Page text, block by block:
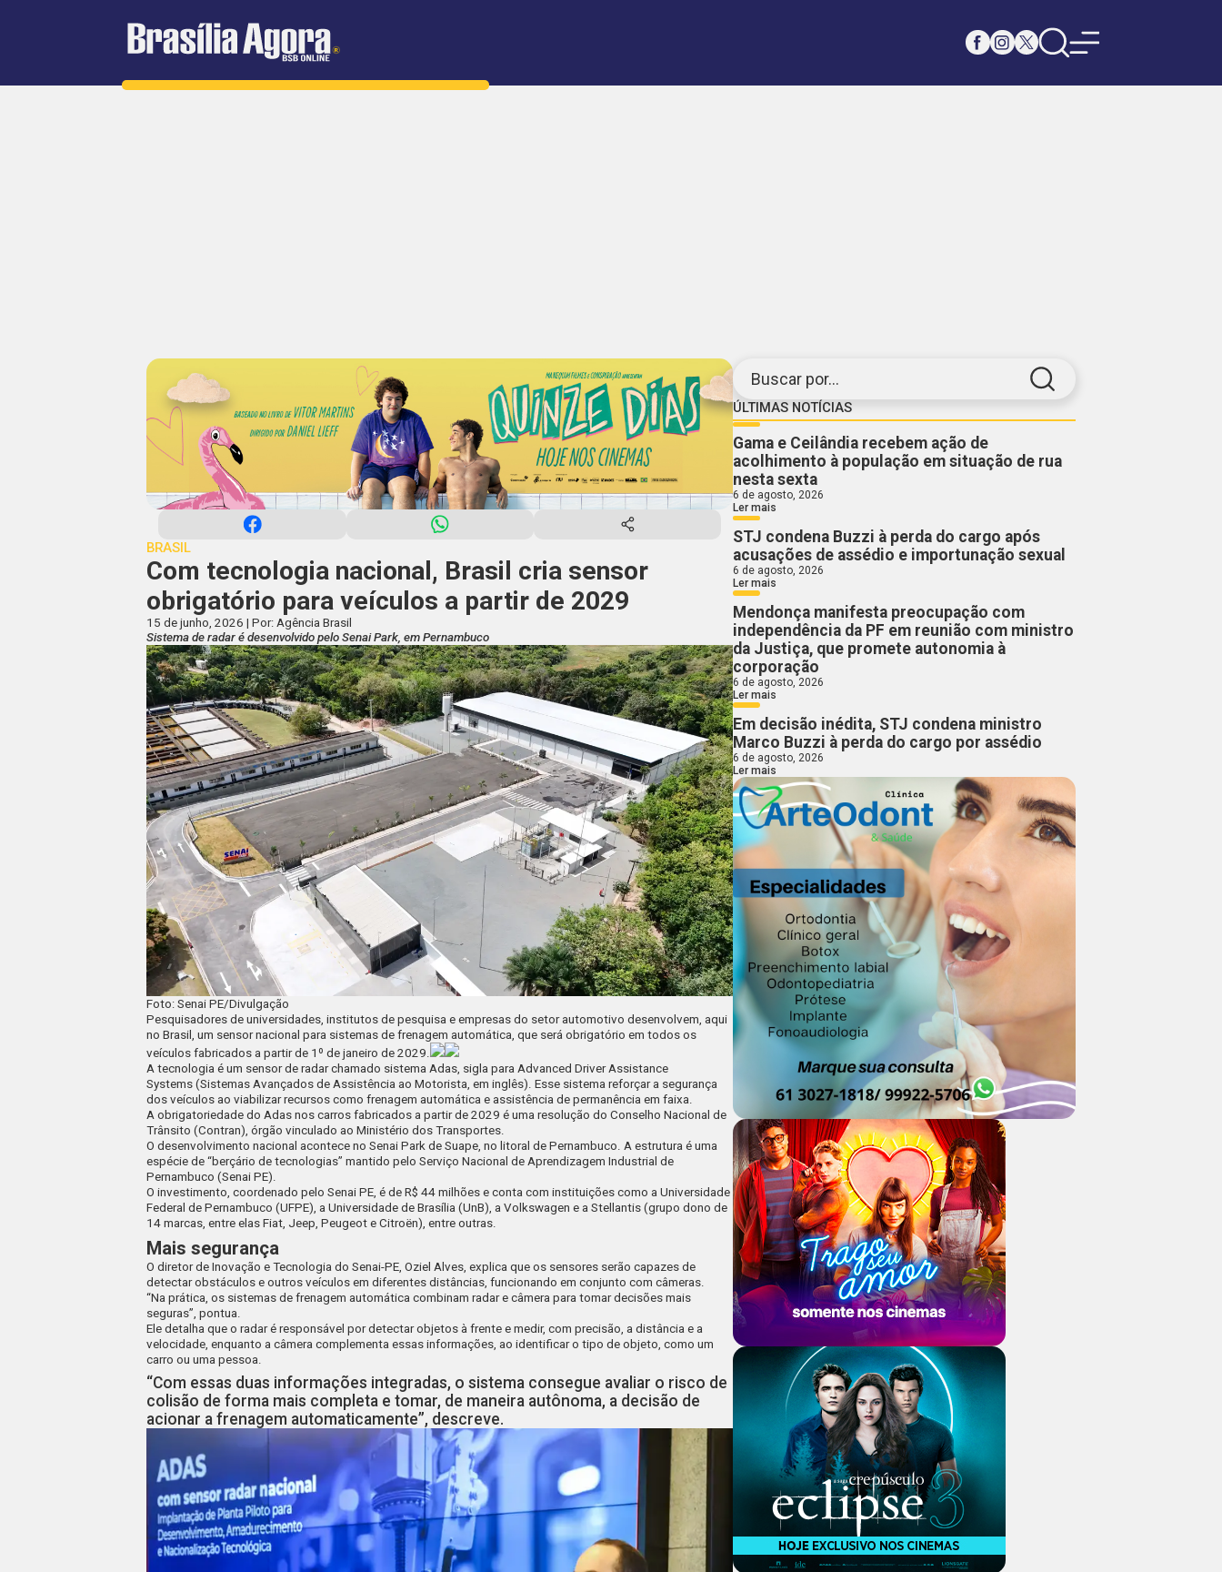
Buscar por...
ÚLTIMAS NOTÍCIAS
Gama e Ceilândia recebem ação de
acolhimento à população em situação de rua
nesta sexta
6 de agosto, 2026
Ler mais
STJ condena Buzzi à perda do cargo após
acusações de assédio e importunação sexual
6 de agosto, 2026
Ler mais
Mendonça manifesta preocupação com
independência da PF em reunião com ministro
da Justiça, que promete autonomia à
corporação
6 de agosto, 2026
Ler mais
Em decisão inédita, STJ condena ministro
Marco Buzzi à perda do cargo por assédio
6 de agosto, 2026
Ler mais
BRASIL
Com tecnologia nacional, Brasil cria sensor
obrigatório para veículos a partir de 2029
15 de junho, 2026 | Por: Agência Brasil
Sistema de radar é desenvolvido pelo Senai Park, em Pernambuco
Foto: Senai PE/Divulgação
Pesquisadores de universidades, institutos de pesquisa e empresas do setor automotivo desenvolvem, aqui
no Brasil, um sensor nacional para sistemas de frenagem automática, que será obrigatório em todos os
veículos fabricados a partir de 1º de janeiro de 2029.
A tecnologia é um sensor de radar chamado sistema Adas, sigla paraAdvanced Driver Assistance
Systems (Sistemas Avançados de Assistência ao Motorista, em inglês). Esse sistema reforçar a segurança
dos veículos ao viabilizar recursos como frenagem automática e assistência de permanência em faixa.
A obrigatoriedade do Adas nos carros fabricados a partir de 2029 é uma resolução do Conselho Nacional de
Trânsito (Contran), órgão vinculado ao Ministério dos Transportes.
O desenvolvimento nacional acontece no Senai Park de Suape, no litoral de Pernambuco. A estrutura é uma
espécie de“berçário de tecnologias” mantido pelo Serviço Nacional de Aprendizagem Industrial de
Pernambuco (Senai PE).
O investimento, coordenado pelo Senai PE, é de R$ 44 milhões e conta com instituições como a Universidade
Federal de Pernambuco (UFPE), a Universidade de Brasília (UnB), a Volkswagen e a Stellantis (grupo dono de
14 marcas, entre elas Fiat, Jeep, Peugeot e Citroën), entre outras.
Mais segurança
O diretor de Inovação e Tecnologia do Senai-PE, Oziel Alves, explica queos sensores serão capazes de
detectar obstáculos e outros veículos em diferentes distâncias, funcionando em conjunto com câmeras.
“Na prática, os sistemas de frenagem automática combinam radar e câmera para tomar decisões mais
seguras”, pontua.
Ele detalha que o radar é responsável por detectar objetos à frente e medir, com precisão, a distância e a
velocidade, enquanto a câmera complementa essas informações, ao identificar o tipo de objeto, como um
carro ou uma pessoa.
“Com essas duas informações integradas, o sistema consegue avaliar o risco de
colisão de forma mais completa e tomar, de maneira autônoma, a decisão de
acionar a frenagem automaticamente”, descreve.